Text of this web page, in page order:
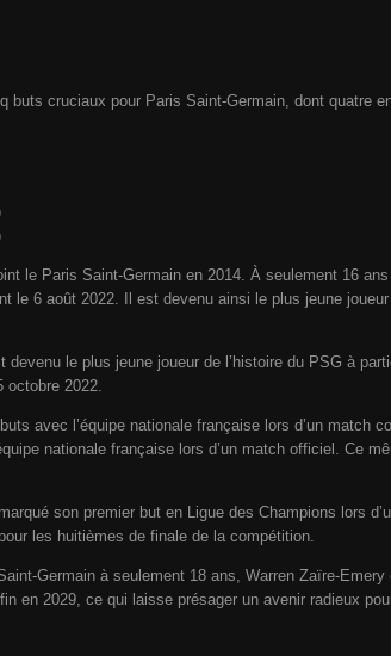
buts cruciaux pour Paris Saint-Germain, dont quatre
le Paris Saint-Germain en 2014. À seulement 16
le 6 août 2022. Il est devenu ainsi le plus jeune
le plus jeune joueur de l’histoire du PSG à
octobre 2022.
avec l’équipe nationale française lors d’un match
nationale française lors d’un match officiel. Ce
son premier but en Ligue des Champions lors
les huitièmes de finale de la compétition.
Germain à seulement 18 ans, Warren Zaïre-
en 2029, ce qui laisse présager un avenir radieux